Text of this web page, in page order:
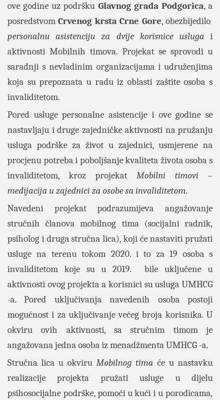
ove godine uz podršku Glavnog grada Podgorica, a
posredstvomCrvenog krsta Crne Gore, obezbijedilo
personalnu asistenciju za dvije korisnice usluga i
aktivnosti Mobilnih timova. Projekat se sprovodi u
saradnji s nevladinim organizacijama i udruženjima
koja su prepoznata u radu iz oblasti zaštite osoba s
invaliditetom.
Pored usluge personalne asistencije i ove godine se
nastavljaju i druge zajedničke aktivnosti na pružanju
usluga podrške za život u zajednici, usmjerene na
procjenu potreba i poboljšanje kvaliteta života osoba s
invaliditetom, kroz projekat Mobilni timovi –
medijacija u zajednici za osobe sa invaliditetom.
Navedeni projekat podrazumijeva angažovanje
stručnih članova mobilnog tima (socijalni radnik,
psiholog i druga stručna lica), koji će nastaviti pružati
usluge na terenu tokom 2020. i to za 19 osoba s
invaliditetom koje su u 2019. bile uključene u
aktivnosti ovog projekta a korisnici su usluga UMHCG
-a. Pored uključivanja navedenih osoba postoji
mogućnost i za uključivanje većeg broja korisnika. U
okviru ovih aktivnosti, sa stručnim timom je
angažovana jedna osoba iz menadžmenta UMHCG -a.
Stručna lica u okviru Mobilnog tima će u nastavku
realizacije projekta pružati usluge u dijelu
psihosocijalne podrške, pomoći u kući i u porodicama,